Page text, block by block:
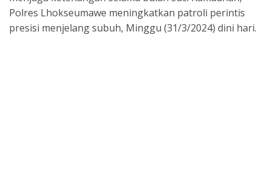
o
k
p
p
s m
Polres Lhokseumawe meningkatkan patroli perintis
presisi menjelang subuh, Minggu (31/3/2024) dini hari.